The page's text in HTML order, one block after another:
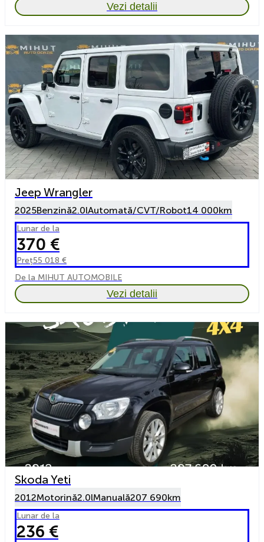
Vezi detalii
Jeep Wrangler
2025Benzină2.0lAutomată/CVT/Robot14 000km
Lunar de la
370 €
Preț55 018 €
De la MIHUT AUTOMOBILE
Vezi detalii
Skoda Yeti
2012Motorină2.0lManuală207 690km
Lunar de la
236 €